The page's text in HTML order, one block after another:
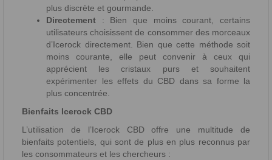
plus discrète et gourmande.
Directement : Bien que moins courant, certains
utilisateurs choisissent de consommer des morceaux
d’Icerock directement. Bien que cette méthode soit
moins courante, elle peut convenir à ceux qui
apprécient les cristaux purs et souhaitent
expérimenter les effets du CBD dans sa forme la
plus concentrée.
Bienfaits Icerock CBD
L’utilisation de l’Icerock CBD offre une multitude de
bienfaits potentiels, qui sont de plus en plus reconnus par
les consommateurs et les chercheurs :